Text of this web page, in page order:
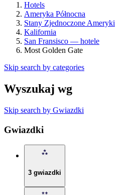
Hotels
Ameryka Północna
Stany Zjednoczone Ameryki
Kalifornia
San Fransisco — hotele
Most Golden Gate
Skip search by categories
Wyszukaj wg
Skip search by Gwiazdki
Gwiazdki
3 gwiazdki